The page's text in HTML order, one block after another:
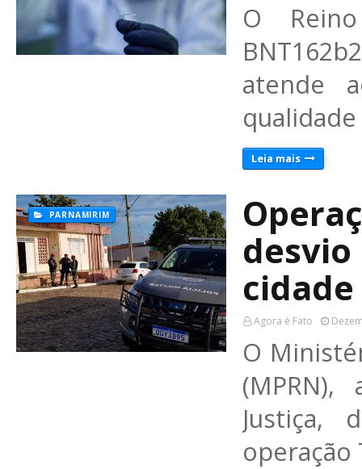
O
atende
Leia mais
PARNAMIRIM
Agora é Fato
O
Justiça,
operação